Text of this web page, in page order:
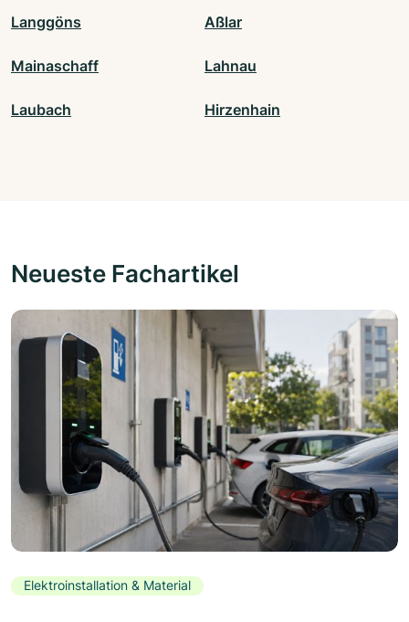
Langgöns Aßlar
Mainaschaff Lahnau
Laubach Hirzenhain
Neueste Fachartikel
Elektroinstallation & Material